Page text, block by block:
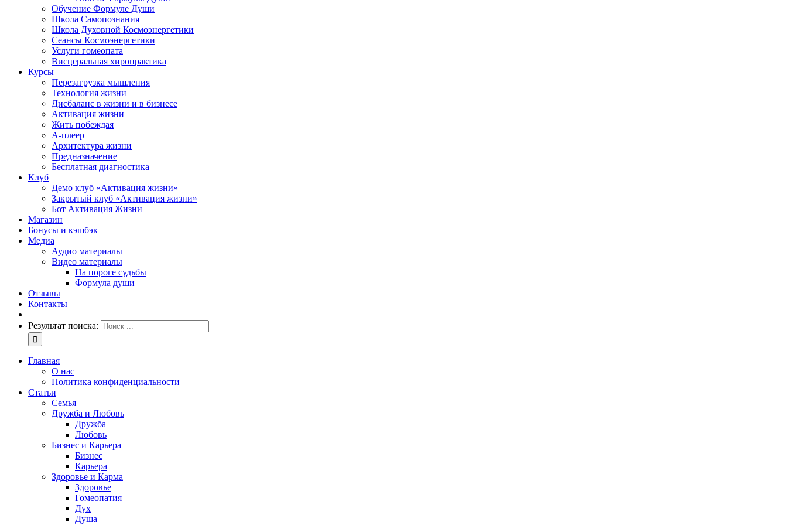
Обучение Формуле Души
Школа Самопознания
Школа Духовной Космоэнергетики
Сеансы Космоэнергетики
Услуги гомеопата
Висцеральная хиропрактика
Курсы
Перезагрузка мышления
Технология жизни
Дисбаланс в жизни и в бизнесе
Активация жизни
Жить побеждая
А-плеер
Архитектура жизни
Предназначение
Бесплатная диагностика
Клуб
Демо клуб «Активация жизни»
Закрытый клуб «Активация жизни»
Бот Активация Жизни
Магазин
Бонусы и кэшбэк
Медиа
Аудио материалы
Видео материалы
На пороге судьбы
Формула души
Отзывы
Контакты
Результат поиска:
Главная
О нас
Политика конфиденциальности
Статьи
Семья
Дружба и Любовь
Дружба
Любовь
Бизнес и Карьера
Бизнес
Карьера
Здоровье и Карма
Здоровье
Гомеопатия
Дух
Душа